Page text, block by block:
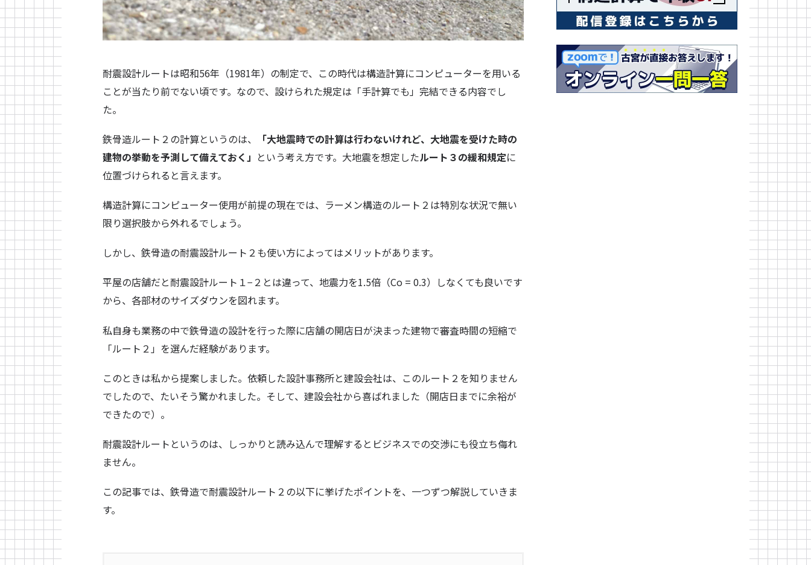
耐震設計ルートは昭和56年（1981年）の制定で、この時代は構造計算にコンピューターを用いる
ことが当たり前でない頃です。なので、設けられた規定は「手計算でも」完結できる内容でし
た。
鉄骨造ルート２の計算というのは、
「大地震時での計算は行わないけれど、大地震を受けた時の
建物の挙動を予測して備えておく」 という考え方です。大地震を想定したルート３の緩和規定に
位置づけられると言えます。
構造計算にコンピューター使用が前提の現在では、ラーメン構造のルート２は特別な状況で無い
限り選択肢から外れるでしょう。
しかし、鉄骨造の耐震設計ルート２も使い方によってはメリットがあります。
平屋の店舗だと耐震設計ルート１−２とは違って、地震力を1.5倍（Co = 0.3）しなくても良いです
から、各部材のサイズダウンを図れます。
私自身も業務の中で鉄骨造の設計を行った際に店舗の開店日が決まった建物で審査時間の短縮で
「ルート２」を選んだ経験があります。
このときは私から提案しました。依頼した設計事務所と建設会社は、このルート２を知りません
でしたので、たいそう驚かれました。そして、建設会社から喜ばれました（開店日までに余裕が
できたので）。
耐震設計ルートというのは、しっかりと読み込んで理解するとビジネスでの交渉にも役立ち侮れ
ません。
この記事では、鉄骨造で耐震設計ルート２の以下に挙げたポイントを、一つずつ解説していきま
す。